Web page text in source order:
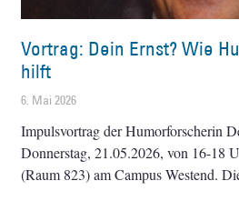
Vortrag: Dein Ernst? Wie
hilft
6. Mai 2026
Impulsvortrag der Humorforscherin
Donnerstag, 21.05.2026, von 16-18
(Raum 823) am Campus Westend.